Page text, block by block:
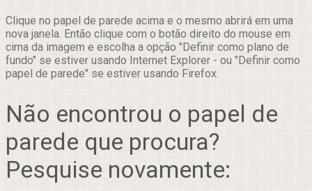
Clique no papel de parede acima e o mesmo abrirá em uma
nova janela. Então clique com o botão direito do mouse em
cima da imagem e escolha a opção "Definir como plano de
fundo" se estiver usando Internet Explorer - ou "Definir como
papel de parede" se estiver usando Firefox.
Não encontrou o papel de
parede que procura?
Pesquise novamente: